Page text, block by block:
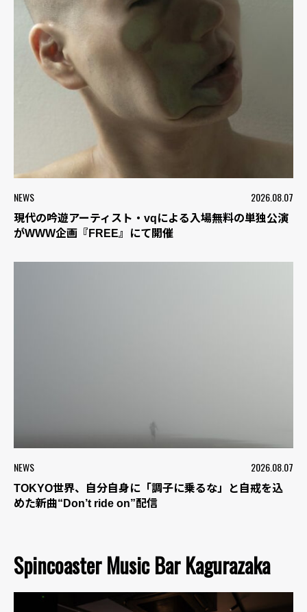
NEWS 2026.08.07
現代の吟遊アーティスト・vqによる入場無料の単独公演
がWWW企画『FREE』にて開催
NEWS 2026.08.07
TOKYO世界、自分自身に「調子に乗るな」と自戒を込
めた新曲“Don’t ride on”配信
Spincoaster Music Bar Kagurazaka